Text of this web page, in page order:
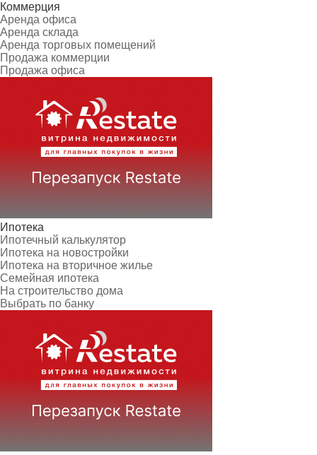
Коммерция
Аренда офиса
Аренда склада
Аренда торговых помещений
Продажа коммерции
Продажа офиса
Ипотека
Ипотечный калькулятор
Ипотека на новостройки
Ипотека на вторичное жилье
Семейная ипотека
На строительство дома
Выбрать по банку